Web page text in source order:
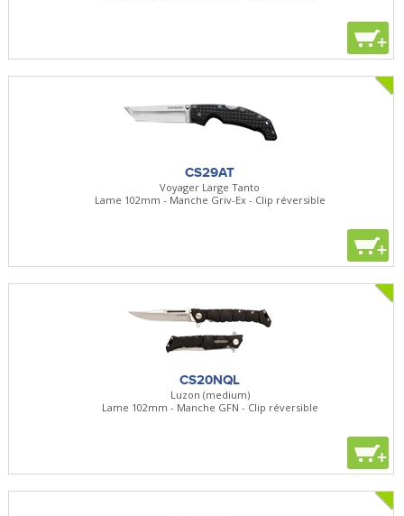
+
CS29AT
Voyager Large Tanto
Lame 102mm - Manche Griv-Ex - Clip réversible
+
CS20NQL
Luzon (medium)
Lame 102mm - Manche GFN - Clip réversible
+